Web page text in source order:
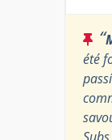
“
été